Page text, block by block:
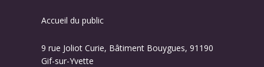
Accueil du public
9 rue Joliot Curie, Bâtiment Bouygues, 91190
Gif-sur-Yvette